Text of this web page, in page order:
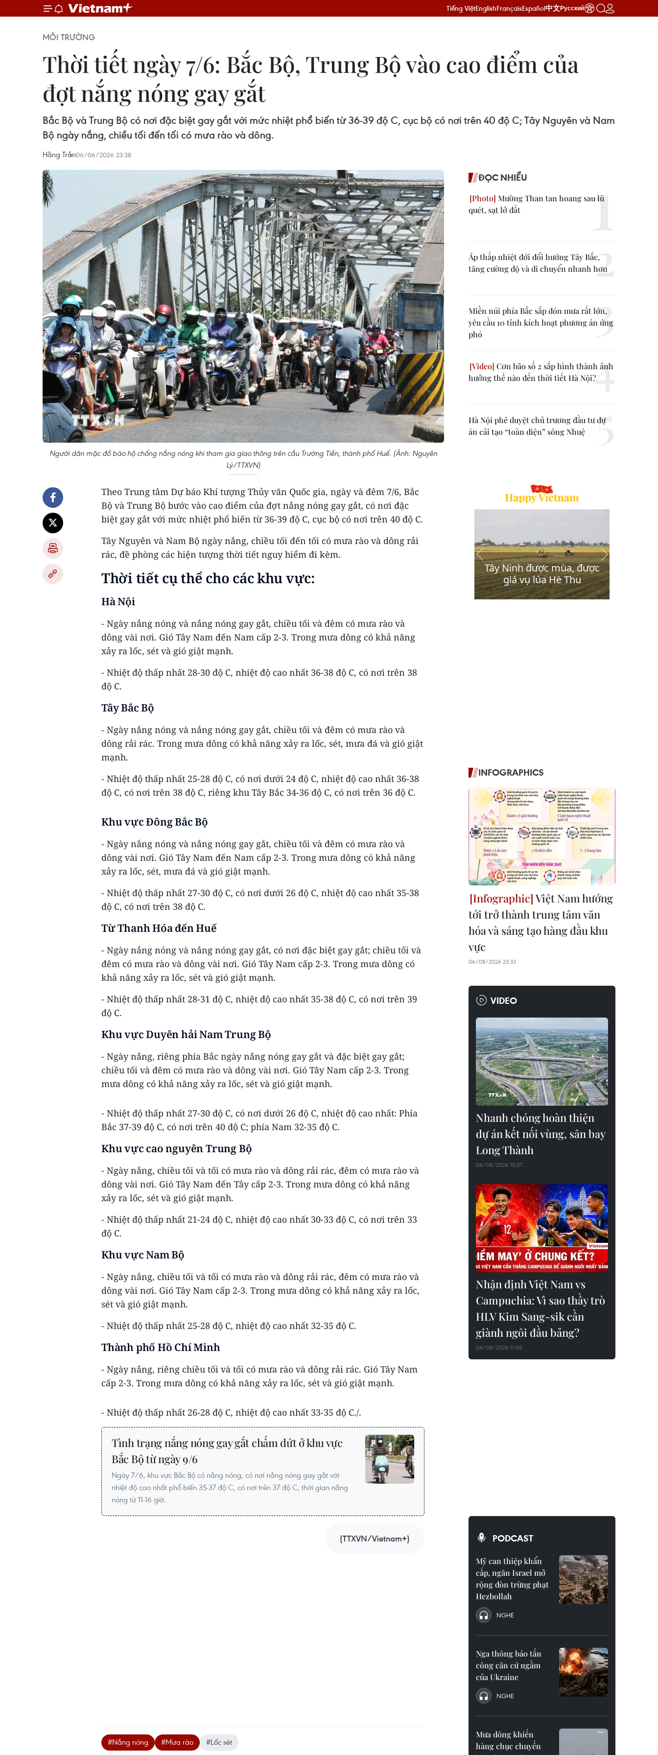
Tiếng ViệtEnglishFrançaisEspañol中文Русский
MÔI TRƯỜNG
Thời tiết ngày 7/6: Bắc Bộ, Trung Bộ vào cao điểm của
đợt nắng nóng gay gắt
Bắc Bộ và Trung Bộ có nơi đặc biệt gay gắt với mức nhiệt phổ biến từ 36-39 độ C, cục bộ có nơi trên 40 độ C; Tây Nguyên và Nam
Bộ ngày nắng, chiều tối đến tối có mưa rào và dông.
Hằng Trần06/06/2026 23:38
Người dân mặc đồ bảo hộ chống nắng nóng khi tham gia giao thông trên cầu Trường Tiền, thành phố Huế. (Ảnh: Nguyên
Lý/TTXVN)
Theo Trung tâm Dự báo Khí tượng Thủy văn Quốc gia, ngày và đêm 7/6, Bắc
Bộ và Trung Bộ bước vào cao điểm của đợt nắng nóng gay gắt, có nơi đặc
biệt gay gắt với mức nhiệt phổ biến từ 36-39 độ C, cục bộ có nơi trên 40 độ C.
Tây Nguyên và Nam Bộ ngày nắng, chiều tối đến tối có mưa rào và dông rải
rác, đề phòng các hiện tượng thời tiết nguy hiểm đi kèm.
Thời tiết cụ thể cho các khu vực:
Hà Nội
- Ngày nắng nóng và nắng nóng gay gắt, chiều tối và đêm có mưa rào và
dông vài nơi. Gió Tây Nam đến Nam cấp 2-3. Trong mưa dông có khả năng
xảy ra lốc, sét và gió giật mạnh.
- Nhiệt độ thấp nhất 28-30 độ C, nhiệt độ cao nhất 36-38 độ C, có nơi trên 38
độ C.
Tây Bắc Bộ
- Ngày nắng nóng và nắng nóng gay gắt, chiều tối và đêm có mưa rào và
dông rải rác. Trong mưa dông có khả năng xảy ra lốc, sét, mưa đá và gió giật
mạnh.
- Nhiệt độ thấp nhất 25-28 độ C, có nơi dưới 24 độ C, nhiệt độ cao nhất 36-38
độ C, có nơi trên 38 độ C, riêng khu Tây Bắc 34-36 độ C, có nơi trên 36 độ C.
Khu vực Đông Bắc Bộ
- Ngày nắng nóng và nắng nóng gay gắt, chiều tối và đêm có mưa rào và
dông vài nơi. Gió Tây Nam đến Nam cấp 2-3. Trong mưa dông có khả năng
xảy ra lốc, sét, mưa đá và gió giật mạnh.
- Nhiệt độ thấp nhất 27-30 độ C, có nơi dưới 26 độ C, nhiệt độ cao nhất 35-38
độ C, có nơi trên 38 độ C.
Từ Thanh Hóa đến Huế
- Ngày nắng nóng và nắng nóng gay gắt, có nơi đặc biệt gay gắt; chiều tối và
đêm có mưa rào và dông vài nơi. Gió Tây Nam cấp 2-3. Trong mưa dông có
khả năng xảy ra lốc, sét và gió giật mạnh.
- Nhiệt độ thấp nhất 28-31 độ C, nhiệt độ cao nhất 35-38 độ C, có nơi trên 39
độ C.
Khu vực Duyên hải Nam Trung Bộ
- Ngày nắng, riêng phía Bắc ngày nắng nóng gay gắt và đặc biệt gay gắt;
chiều tối và đêm có mưa rào và dông vài nơi. Gió Tây Nam cấp 2-3. Trong
mưa dông có khả năng xảy ra lốc, sét và gió giật mạnh.
- Nhiệt độ thấp nhất 27-30 độ C, có nơi dưới 26 độ C, nhiệt độ cao nhất: Phía
Bắc 37-39 độ C, có nơi trên 40 độ C; phía Nam 32-35 độ C.
Khu vực cao nguyên Trung Bộ
- Ngày nắng, chiều tối và tối có mưa rào và dông rải rác, đêm có mưa rào và
dông vài nơi. Gió Tây Nam đến Tây cấp 2-3. Trong mưa dông có khả năng
xảy ra lốc, sét và gió giật mạnh.
- Nhiệt độ thấp nhất 21-24 độ C, nhiệt độ cao nhất 30-33 độ C, có nơi trên 33
độ C.
Khu vực Nam Bộ
- Ngày nắng, chiều tối và tối có mưa rào và dông rải rác, đêm có mưa rào và
dông vài nơi. Gió Tây Nam cấp 2-3. Trong mưa dông có khả năng xảy ra lốc,
sét và gió giật mạnh.
- Nhiệt độ thấp nhất 25-28 độ C, nhiệt độ cao nhất 32-35 độ C.
Thành phố Hồ Chí Minh
- Ngày nắng, riêng chiều tối và tối có mưa rào và dông rải rác. Gió Tây Nam
cấp 2-3. Trong mưa dông có khả năng xảy ra lốc, sét và gió giật mạnh.
- Nhiệt độ thấp nhất 26-28 độ C, nhiệt độ cao nhất 33-35 độ C./.
Tình trạng nắng nóng gay gắt chấm dứt ở khu vực
Bắc Bộ từ ngày 9/6
Ngày 7/6, khu vực Bắc Bộ có nắng nóng, có nơi nắng nóng gay gắt với
nhiệt độ cao nhất phổ biến 35-37 độ C, có nơi trên 37 độ C, thời gian nắng
nóng từ 11-16 giờ.
(TTXVN/Vietnam+)
#Nắng nóng #Mưa rào #Lốc sét
ĐỌC NHIỀU
Mường Than tan hoang sau lũ
quét, sạt lở đất
Áp thấp nhiệt đới đổi hướng Tây Bắc,
tăng cường độ và di chuyển nhanh hơn
Miền núi phía Bắc sắp đón mưa rất lớn,
yêu cầu 10 tỉnh kích hoạt phương án ứng
phó
Cơn bão số 2 sắp hình thành ảnh
hưởng thế nào đến thời tiết Hà Nội?
Hà Nội phê duyệt chủ trương đầu tư dự
án cải tạo “toàn diện” sông Nhuệ
INFOGRAPHICS
Việt Nam hướng
tới trở thành trung tâm văn
hóa và sáng tạo hàng đầu khu
vực
06/08/2026 23:33
VIDEO
Nhanh chóng hoàn thiện
dự án kết nối vùng, sân bay
Long Thành
06/08/2026 15:07
Nhận định Việt Nam vs
Campuchia: Vì sao thầy trò
HLV Kim Sang-sik cần
giành ngôi đầu bảng?
06/08/2026 11:05
PODCAST
Mỹ can thiệp khẩn
cấp, ngăn Israel mở
rộng đòn trừng phạt
Hezbollah
NGHE
Nga thông báo tấn
công căn cứ ngầm
của Ukraine
NGHE
Mưa dông khiến
hàng chục chuyến